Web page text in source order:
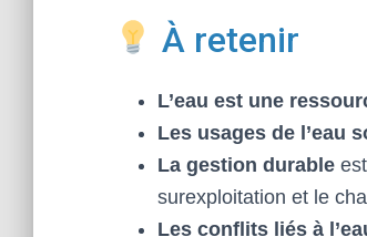
À retenir
L’eau est une
Les usages de l’eau
La gestion durable
surexploitation et le
Les conflits liés à